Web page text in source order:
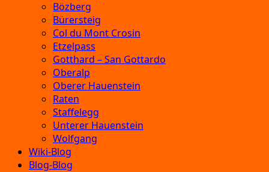
Bözberg
Bürersteig
Col du Mont Crosin
Etzelpass
Gotthard – San Gottardo
Oberalp
Oberer Hauenstein
Raten
Staffelegg
Unterer Hauenstein
Wolfgang
Wiki-Blog
Blog-Blog